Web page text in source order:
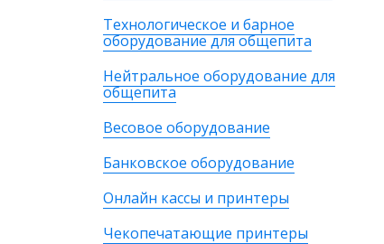
Технологическое и барное
оборудование для общепита
Нейтральное оборудование для
общепита
Весовое оборудование
Банковское оборудование
Онлайн кассы и принтеры
Чекопечатающие принтеры